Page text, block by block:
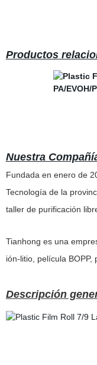
Productos
Nuestra
Fundada en enero de
Tecnología de la
taller de purificación
Tianhong es una
ión-litio, película
Descripción